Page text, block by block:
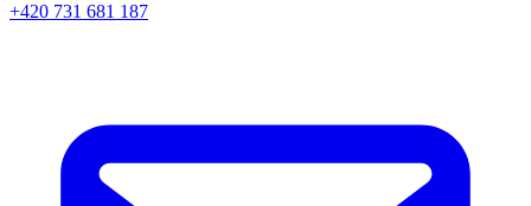
+420 731 681 187